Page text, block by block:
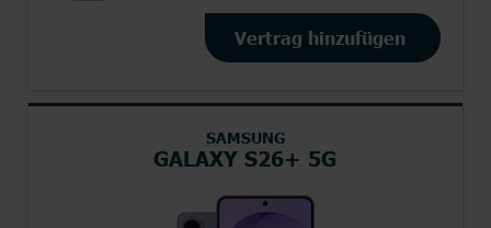
Vertrag hinzufügen
SAMSUNG
GALAXY S26+ 5G